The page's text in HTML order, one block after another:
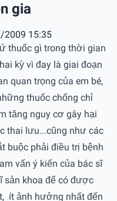
gia
2009 15:35
thuốc gì trong thời gian
kỳ vì đay là giai đoạn
quan trọng của em bé,
thuốc chống chỉ
tăng nguy cơ gây hại
thai lưu...cũng như các
buộc phải điều trị bệnh
vấn ý kiến của bác sĩ
sản khoa để có được
ít ảnh hưởng nhất đến